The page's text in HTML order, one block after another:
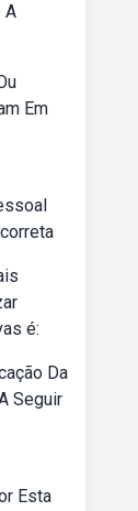
A
Em
é:
Da
Seguir
Esta